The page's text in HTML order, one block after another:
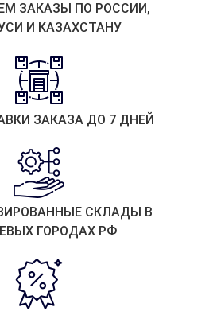
ЗАКАЗЫ ПО РОССИИ,
И КАЗАХСТАНУ
ЗАКАЗА ДО 7 ДНЕЙ
СКЛАДЫ В
ГОРОДАХ РФ